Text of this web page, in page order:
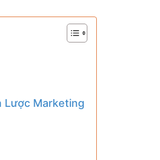
Lược Marketing